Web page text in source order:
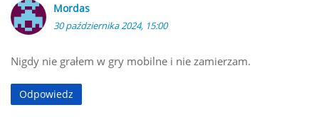
Mordas
30 października 2024, 15:00
Nigdy nie grałem w gry mobilne i nie zamierzam.
Odpowiedz